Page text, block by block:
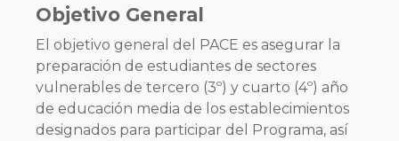
Objetivo General
El objetivo general del PACE es asegurar la
preparación de estudiantes de sectores
vulnerables de tercero (3º) y cuarto (4º) año
de educación media de los establecimientos
designados para participar del Programa, así